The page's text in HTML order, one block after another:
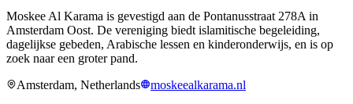
Moskee Al Karama is gevestigd aan de Pontanusstraat 278A in
Amsterdam Oost. De vereniging biedt islamitische begeleiding,
dagelijkse gebeden, Arabische lessen en kinderonderwijs, en is op
zoek naar een groter pand.
Amsterdam, Netherlands
moskeealkarama.nl